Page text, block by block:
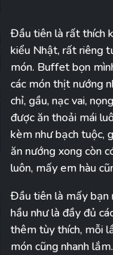
Đầu tiên là rất thích
kiểu Nhật, rất riêng
món. Buffet bọn
các món thịt nướng
chỉ, gầu, nạc vai,
được ăn thoải mái
kèm như bạch tuộc,
ăn nướng xong còn
luôn, mấy em hàu
Đầu tiên là mấy bạn
hầu như là đầy đủ
thêm tùy thích, mỗi
món cũng nhanh lắm.